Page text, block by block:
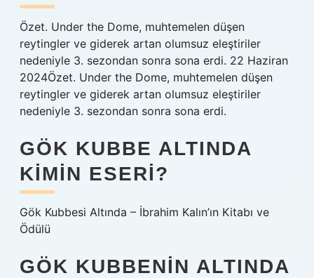
Özet. Under the Dome, muhtemelen düşen
reytingler ve giderek artan olumsuz eleştiriler
nedeniyle 3. sezondan sonra sona erdi. 22 Haziran
2024Özet. Under the Dome, muhtemelen düşen
reytingler ve giderek artan olumsuz eleştiriler
nedeniyle 3. sezondan sonra sona erdi.
GÖK KUBBE ALTINDA
KIMIN ESERI?
Gök Kubbesi Altında – İbrahim Kalın’ın Kitabı ve
Ödülü
GÖK KUBBENIN ALTINDA